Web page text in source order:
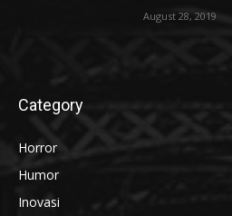
August 28, 2019
Category
Horror
Humor
Inovasi